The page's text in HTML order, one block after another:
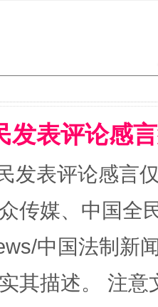
定
发表评论感
发表评论感言
传媒、中国全
中国法制新
其描述。 注